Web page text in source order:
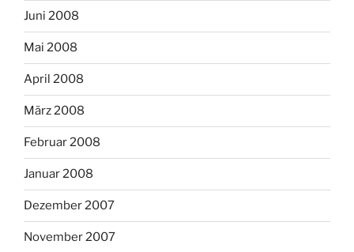
Juni 2008
Mai 2008
April 2008
März 2008
Februar 2008
Januar 2008
Dezember 2007
November 2007